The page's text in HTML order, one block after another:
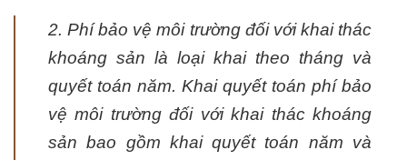
2. Phí bảo vệ môi trường đối với khai thác
khoáng sản là loại khai theo tháng và
quyết toán năm. Khai quyết toán phí bảo
vệ môi trường đối với khai thác khoáng
sản bao gồm khai quyết toán năm và